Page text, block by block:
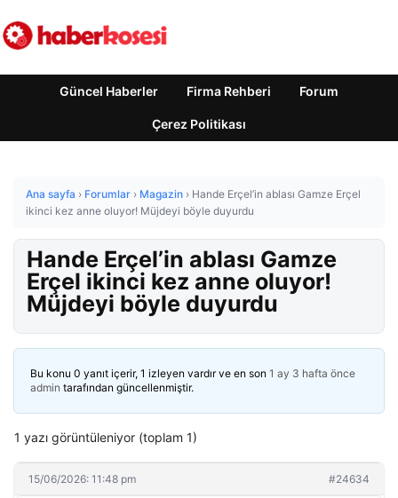
Güncel Haberler Firma Rehberi Forum
Çerez Politikası
Ana sayfa › Forumlar › Magazin › Hande Erçel’in ablası Gamze Erçel
ikinci kez anne oluyor! Müjdeyi böyle duyurdu
Hande Erçel’in ablası Gamze
Erçel ikinci kez anne oluyor!
Müjdeyi böyle duyurdu
Bu konu 0 yanıt içerir, 1 izleyen vardır ve en son 1 ay 3 hafta önce
admin tarafından güncellenmiştir.
1 yazı görüntüleniyor (toplam 1)
15/06/2026: 11:48 pm #24634